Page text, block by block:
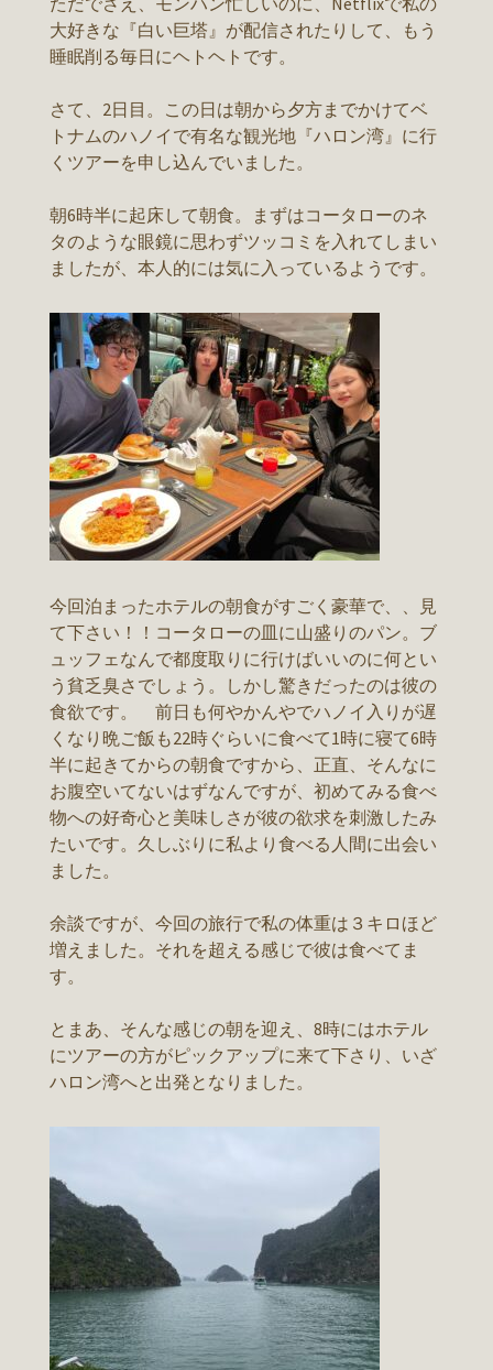
大好きな『白い巨塔』が配信されたりして、もう
睡眠削る毎日にヘトヘトです。
さて、2日目。この日は朝から夕方までかけてベ
トナムのハノイで有名な観光地『ハロン湾』に行
くツアーを申し込んでいました。
朝6時半に起床して朝食。まずはコータローのネ
タのような眼鏡に思わずツッコミを入れてしまい
ましたが、本人的には気に入っているようです。
今回泊まったホテルの朝食がすごく豪華で、、見
て下さい！！コータローの皿に山盛りのパン。ブ
ュッフェなんで都度取りに行けばいいのに何とい
う貧乏臭さでしょう。しかし驚きだったのは彼の
食欲です。 前日も何やかんやでハノイ入りが遅
くなり晩ご飯も22時ぐらいに食べて1時に寝て6時
半に起きてからの朝食ですから、正直、そんなに
お腹空いてないはずなんですが、初めてみる食べ
物への好奇心と美味しさが彼の欲求を刺激したみ
たいです。久しぶりに私より食べる人間に出会い
ました。
余談ですが、今回の旅行で私の体重は３キロほど
増えました。それを超える感じで彼は食べてま
す。
とまあ、そんな感じの朝を迎え、8時にはホテル
にツアーの方がピックアップに来て下さり、いざ
ハロン湾へと出発となりました。